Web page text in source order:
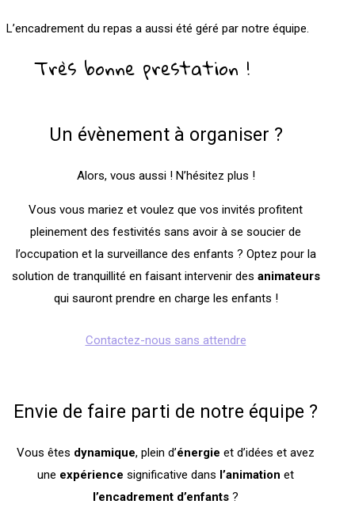
L’encadrement du repas a aussi été géré par notre équipe.
Très bonne prestation !
Un évènement à organiser ?
Alors, vous aussi ! N’hésitez plus !
Vous vous mariez et voulez que vos invités profitent
pleinement des festivités sans avoir à se soucier de
l’occupation et la surveillance des enfants ? Optez pour la
solution de tranquillité en faisant intervenir des animateurs
qui sauront prendre en charge les enfants !
Contactez-nous sans attendre
Envie de faire parti de notre équipe ?
Vous êtes dynamique, plein d’énergie et d’idées et avez
une expérience significative dans l’animation et
l’encadrement d’enfants ?